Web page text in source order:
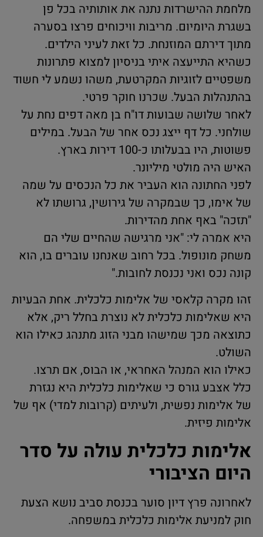
מלחמת ההישרדות נתנה את אותותיה בכל פן
בשגרת היומיום. מריבות וויכוחים פרצו בסערה
מתוך דירתם המוזנחת. כל זאת לעיני הילדים.
כשהיא התייעצה איתי בניסיון למצוא פתרונות
משפטיים לזוגיות המקרטעת, משהו נשמע לי חשוד
בהתנהלות הבעל. שכרנו חוקר פרטי.
לאחר שלושה שבועות דו"ח בן מאה דפים נחת על
שולחני. כל דף ייצג נכס אחר של הבעל. במילים
פשוטות, היו בבעלותו כ-100 דירות בארץ.
האיש היה מולטי מיליונר.
לפני החתונה הוא העביר את כל הנכסים על שמה
של אימו, כך שבמקרה של גירושין, גרושתו לא
"תזכה" באף אחת מהדירות.
היא אמרה לי: "אני מרגישה שהחיים שלי הם
משחק מונופול. בכל רחוב שאנחנו עוברים בו, הוא
קונה נכס ואני נכנסת לחובות."
זהו מקרה קלאסי של אלימות כלכלית. אחת הבעיות
היא שאלימות כלכלית לא נוצרת בחלל ריק, אלא
כתוצאה מכך שמישהו מבני הזוג מתנהג כאילו הוא
השולט.
כאילו הוא המנהל האחראי, או הבוס, אם תרצו.
כלל אצבע גורס כי שאלימות כלכלית היא נגזרת
של אלימות נפשית, ולעיתים (קרובות למדי) אף של
אלימות פיזית.
אלימות כלכלית עולה על סדר
היום הציבורי
לאחרונה פרץ דיון סוער בכנסת סביב נושא הצעת
חוק למניעת אלימות כלכלית במשפחה.